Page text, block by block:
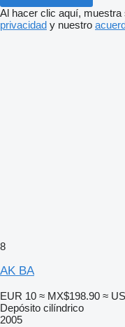
Al hacer clic aquí,
privacidad y nuestro
8
AK BA
EUR 10 ≈ MX$198.90 ≈
Depósito cilíndrico
2005